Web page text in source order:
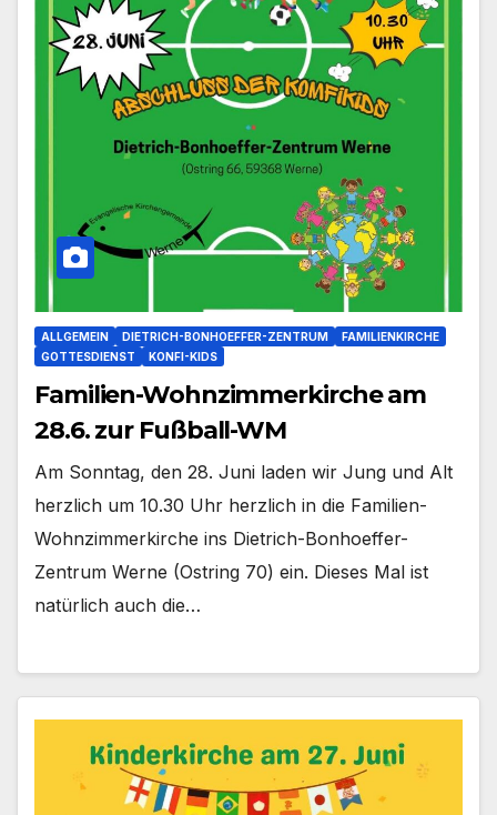
ALLGEMEIN DIETRICH-BONHOEFFER-ZENTRUM
FAMILIENKIRCHE
GOTTESDIENST
KONFI-KIDS
Familien-Wohnzimmerkirche am
28.6. zur Fußball-WM
Am Sonn­tag, den 28. Juni laden wir Jung und Alt
herz­lich um 10.30 Uhr herz­lich in die Familien-
Wohnzimmerkirche ins Dietrich-Bonhoeffer-
Zentrum Wer­ne (Ost­ring 70) ein. Die­ses Mal ist
natür­lich auch die…